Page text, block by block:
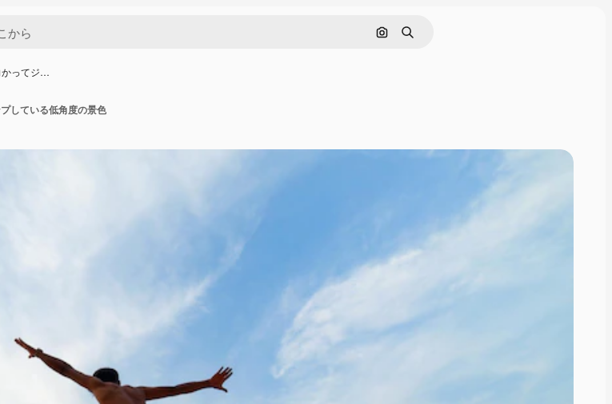
画像で検索
検索
かってジ…
している低角度の景色